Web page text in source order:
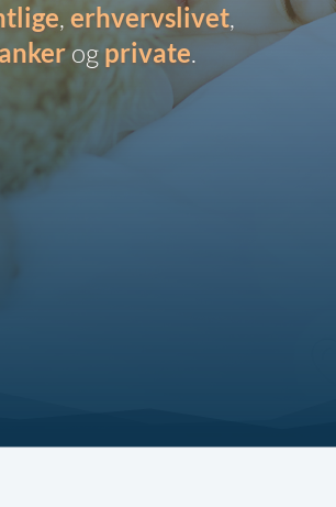
,erhvervslivet,
og private.